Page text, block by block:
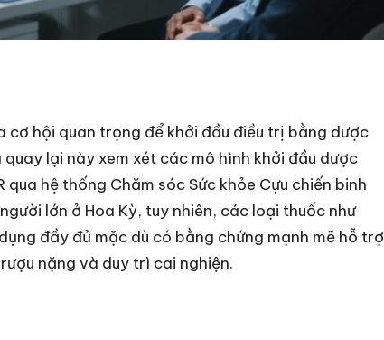
cơ hội quan trọng để khởi đầu điều trị bằng dược
lại này xem xét các mô hình khởi đầu dược
hệ thống Chăm sóc Sức khỏe Cựu chiến binh
lớn ở Hoa Kỳ, tuy nhiên, các loại thuốc như
đầy đủ mặc dù có bằng chứng mạnh mẽ hỗ trợ
nặng và duy trì cai nghiện.